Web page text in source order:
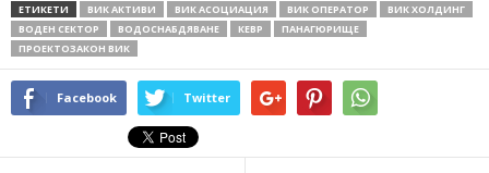
ЕТИКЕТИ ВИК АКТИВИ ВИК АСОЦИАЦИЯ ВИК ОПЕРАТОР
ВИК ХОЛДИНГ
ВОДЕН СЕКТОР
ВОДОСНАБДЯВАНЕ КЕВР
ПАНАГЮРИЩЕ
ПРОЕКТОЗАКОН ВИК
Facebook Twitter